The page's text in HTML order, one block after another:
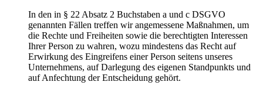
In den in § 22 Absatz 2 Buchstaben a und c DSGVO
genannten Fällen treffen wir angemessene Maßnahmen, um
die Rechte und Freiheiten sowie die berechtigten Interessen
Ihrer Person zu wahren, wozu mindestens das Recht auf
Erwirkung des Eingreifens einer Person seitens unseres
Unternehmens, auf Darlegung des eigenen Standpunkts und
auf Anfechtung der Entscheidung gehört.